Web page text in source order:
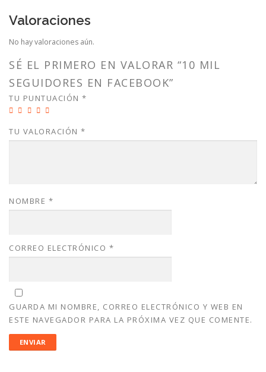
Valoraciones
No hay valoraciones aún.
SÉ EL PRIMERO EN VALORAR “10 MIL
SEGUIDORES EN FACEBOOK”
TU PUNTUACIÓN *
TU VALORACIÓN *
NOMBRE *
CORREO ELECTRÓNICO *
GUARDA MI NOMBRE, CORREO ELECTRÓNICO Y WEB EN
ESTE NAVEGADOR PARA LA PRÓXIMA VEZ QUE COMENTE.